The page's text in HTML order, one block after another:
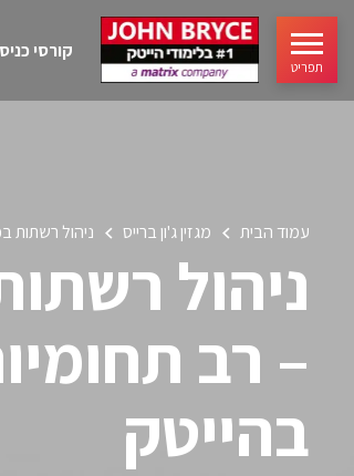
תפריט
קורסי
עמוד הבית מגזין ג'ון ברייס ניהול רשתות
ניהול
– רב
בהייטק